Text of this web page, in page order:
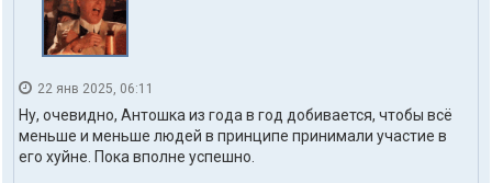
22 янв 2025, 06:11
Ну, очевидно, Антошка из года в год добивается, чтобы всё
меньше и меньше людей в принципе принимали участие в
его хуйне. Пока вполне успешно.